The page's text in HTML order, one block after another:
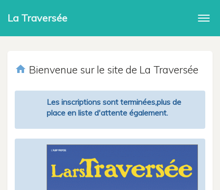
La Traversée
home Bienvenue sur le site de La Traversée
Les inscriptions sont terminées,plus de
place en liste d'attente également.